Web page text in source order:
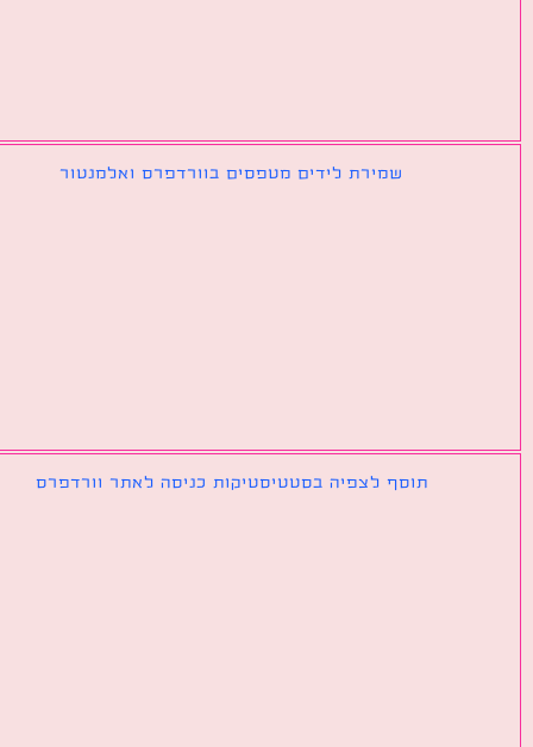
שמירת לידים מטפסים בוורדפרס ואלמנטור
תוסף לצפיה בסטטיסטיקות כניסה לאתר וורדפרס